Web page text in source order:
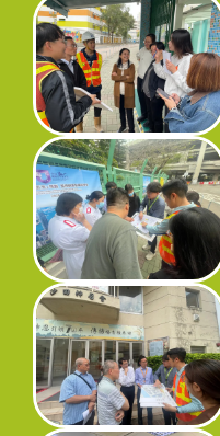
最新消息
工程进度
环境事宜
社区协作